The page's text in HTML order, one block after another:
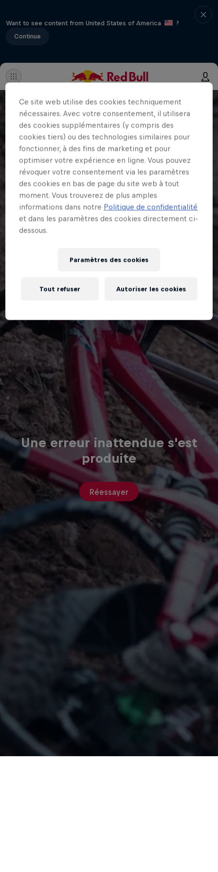
Want to see content from United States of America
?
Continue
Une erreur inattendue s'est
produite
Réessayer
Ce site web utilise des cookies techniquement
nécessaires. Avec votre consentement, il utilisera
des cookies supplémentaires (y compris des
cookies tiers) ou des technologies similaires pour
fonctionner, à des fins de marketing et pour
optimiser votre expérience en ligne. Vous pouvez
révoquer votre consentement via les paramètres
des cookies en bas de page du site web à tout
moment. Vous trouverez de plus amples
informations dans notre Politique de confidentialité
et dans les paramètres des cookies directement ci-
dessous.
Paramètres des cookies
Tout refuser Autoriser les cookies